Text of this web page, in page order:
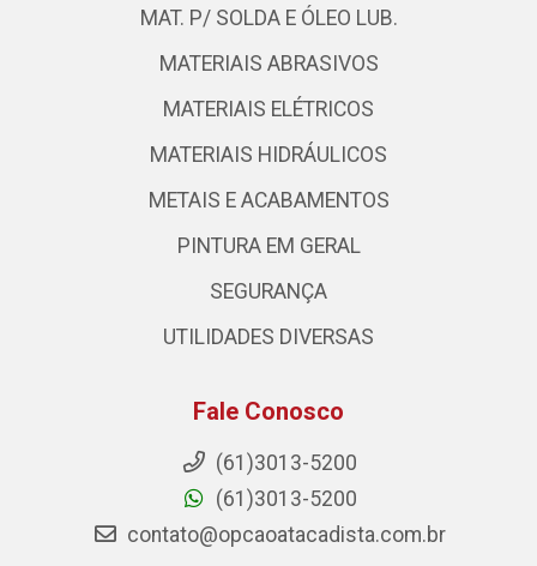
MAT. P/ SOLDA E ÓLEO LUB.
MATERIAIS ABRASIVOS
MATERIAIS ELÉTRICOS
MATERIAIS HIDRÁULICOS
METAIS E ACABAMENTOS
PINTURA EM GERAL
SEGURANÇA
UTILIDADES DIVERSAS
Fale Conosco
(61)3013-5200
(61)3013-5200
contato@opcaoatacadista.com.br